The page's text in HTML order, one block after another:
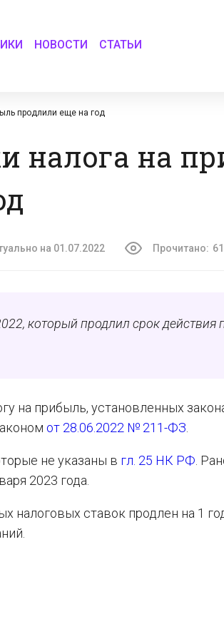
НОВОСТИ СТАТЬИ
продлили еще на год
налога на
на 01.07.2022 Прочитано:
который продлил срок
на прибыль, установленных
от 28.06.2022 № 211-ФЗ
не указаны в гл. 25 НК РФ .
2023 года.
налоговых ставок продлен на 1